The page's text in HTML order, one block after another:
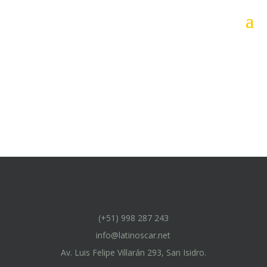
(+51) 998 287 243
info@latinoscar.net
Av. Luis Felipe Villarán 293, San Isidro.